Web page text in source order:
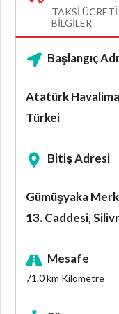
TAKSI
BILGILER
Başlangıç
Atatürk
Türkei
Bitiş Adresi
Gümüşyaka
13. Caddesi,
Mesafe
71.0 km Kilometre